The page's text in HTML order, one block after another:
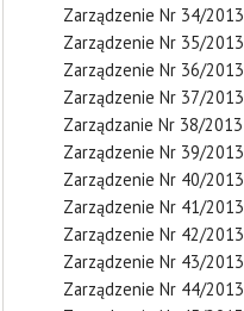
Zarządzenie Nr 34/2013
Zarządzenie Nr 35/2013
Zarządzenie Nr 36/2013
Zarządzenie Nr 37/2013
Zarządzanie Nr 38/2013
Zarządzenie Nr 39/2013
Zarządzenie Nr 40/2013
Zarządzenie Nr 41/2013
Zarządzenie Nr 42/2013
Zarządzenie Nr 43/2013
Zarządzenie Nr 44/2013